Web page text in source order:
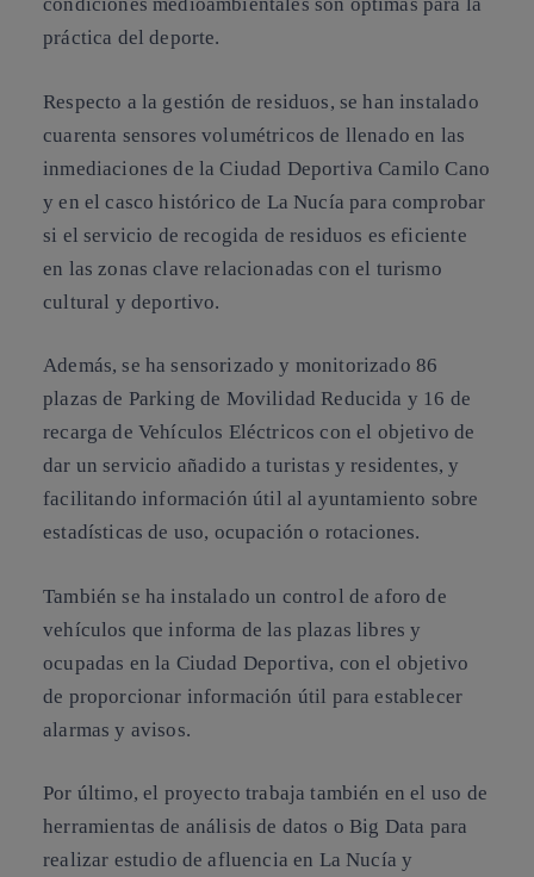
práctica del deporte.
Respecto a la gestión de residuos, se han instalado
cuarenta sensores volumétricos de llenado en las
inmediaciones de la Ciudad Deportiva Camilo Cano
y en el casco histórico de La Nucía para comprobar
si el servicio de recogida de residuos es eficiente
en las zonas clave relacionadas con el turismo
cultural y deportivo.
Además, se ha sensorizado y monitorizado 86
plazas de Parking de Movilidad Reducida y 16 de
recarga de Vehículos Eléctricos con el objetivo de
dar un servicio añadido a turistas y residentes, y
facilitando información útil al ayuntamiento sobre
estadísticas de uso, ocupación o rotaciones.
También se ha instalado un control de aforo de
vehículos que informa de las plazas libres y
ocupadas en la Ciudad Deportiva, con el objetivo
de proporcionar información útil para establecer
alarmas y avisos.
Por último, el proyecto trabaja también en el uso de
herramientas de análisis de datos o Big Data para
realizar estudio de afluencia en La Nucía y